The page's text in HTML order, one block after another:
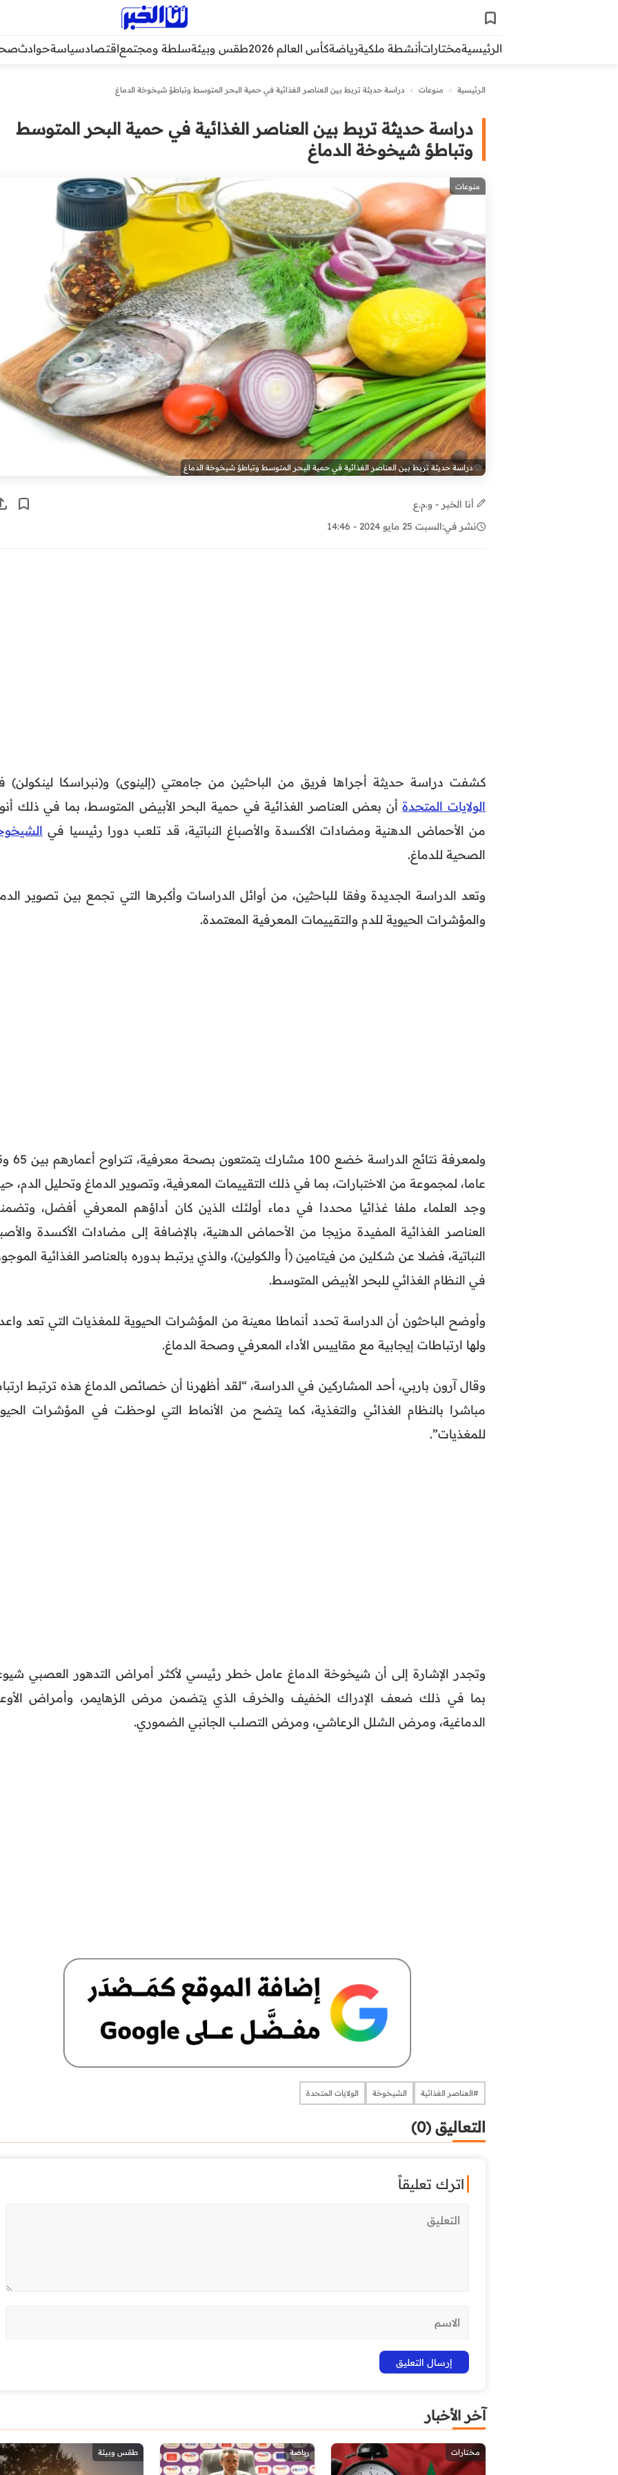
الرئيسيةمختاراتأنشطة ملكيةرياضةكأس العالم 2026 طقس وبيئةسلطة ومجتمعاقتصادسياسةحوادث
الرئيسية > منوعات > دراسة حديثة تربط بين العناصر الغذائية في حمية البحر المتوسط وتباطؤ شيخوخة الدماغ
دراسة حديثة تربط بين العناصر الغذائية في حمية البحر المتوسط
وتباطؤ شيخوخة الدماغ
منوعات
دراسة حديثة تربط بين العناصر الغذائية في حمية البحر المتوسط وتباطؤ شيخوخة الدماغ
أنا الخبر - و.م.ع
نشر في:السبت 25 مايو 2024 - 14:46
كشفت دراسة حديثة أجراها فريق من الباحثين من جامعتي (إلينوى) و(نبراسكا لينكولن)
الولايات المتحدةأن بعض العناصر الغذائية في حمية البحر الأبيض المتوسط، بما في ذلك
من الأحماض الدهنية ومضادات الأكسدة والأصباغ النباتية، قد تلعب دورا رئيسيا في
الصحية للدماغ.
وتعد الدراسة الجديدة وفقا للباحثين، من أوائل الدراسات وأكبرها التي تجمع بين تصوير
والمؤشرات الحيوية للدم والتقييمات المعرفية المعتمدة.
ولمعرفة
عاما، لمجموعة من الاختبارات، بما في ذلك التقييمات المعرفية، وتصوير الدماغ وتحليل الدم،
وجد العلماء ملفا غذائيا محددا في دماء أولئك الذين كان أداؤهم المعرفي أفضل،
العناصر الغذائية المفيدة مزيجا من الأحماض الدهنية، بالإضافة إلى مضادات الأكسدة
النباتية، فضلا عن شكلين من فيتامين (أ والكولين)، والذي يرتبط بدوره بالعناصر الغذائية
في النظام الغذائي للبحر الأبيض المتوسط.
وأوضح الباحثون أن الدراسة تحدد أنماطا معينة من المؤشرات الحيوية للمغذيات التي تعد
ولها ارتباطات إيجابية مع مقاييس الأداء المعرفي وصحة الدماغ.
وقال آرون باربي، أحد المشاركين في الدراسة، “لقد أظهرنا أن خصائص الدماغ هذه ترتبط
مباشرا بالنظام الغذائي والتغذية، كما يتضح من الأنماط التي لوحظت في المؤشرات
للمغذيات”.
وتجدر الإشارة إلى أن شيخوخة الدماغ عامل خطر رئيسي لأكثر أمراض التدهور العصبي
بما في ذلك ضعف الإدراك الخفيف والخرف الذي يتضمن مرض الزهايمر، وأمراض
الدماغية، ومرض الشلل الرعاشي، ومرض التصلب الجانبي الضموري.
#العناصر الغذائية الشيخوخة الولايات المتحدة
التعاليق (0)
اترك تعليقاً
آخر الأخبار
مختارات رياضة طقس وبيئة